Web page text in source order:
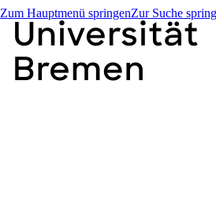
Zum Hauptmenü springenZur Suche